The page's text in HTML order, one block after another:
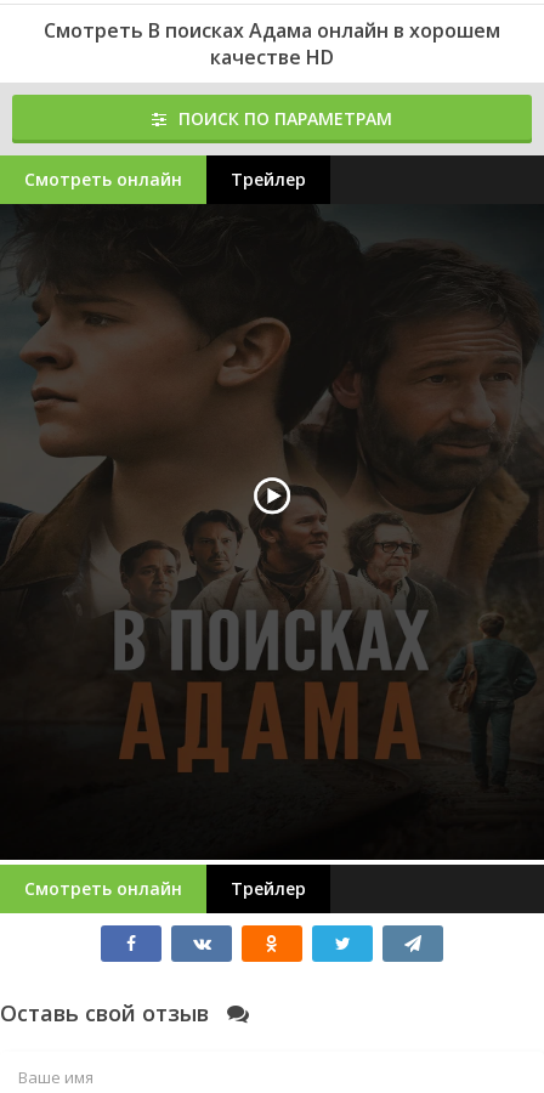
Смотреть В поисках Адама онлайн в хорошем
качестве HD
ПОИСК ПО ПАРАМЕТРАМ
Смотреть онлайн Трейлер
Смотреть онлайн Трейлер
Оставь свой отзыв